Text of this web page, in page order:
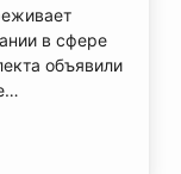
в сфере
объявили